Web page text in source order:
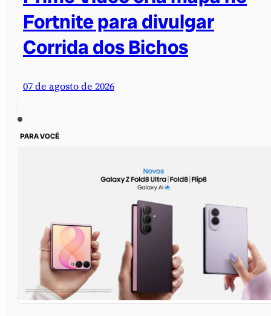
Fortnite para divulgar
Corrida dos Bichos
07 de agosto de 2026
PARA VOCÊ